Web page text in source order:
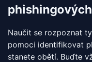
Naučit se rozpoznat
pomoci identifikovat
stanete obětí. Buďte